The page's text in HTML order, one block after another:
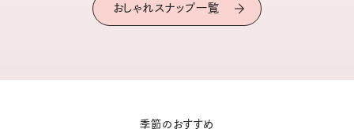
おしゃれスナップ一覧
季節のおすすめ